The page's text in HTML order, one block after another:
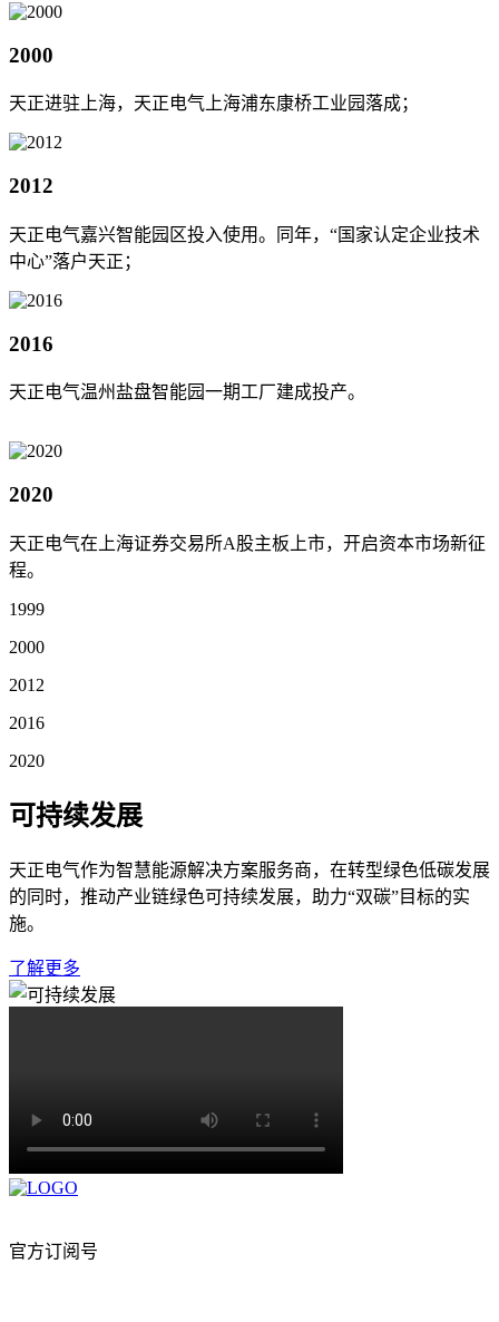
2000
天正进驻上海，天正电气上海浦东康桥工业园落成；
2012
天正电气嘉兴智能园区投入使用。同年，“国家认定企业技术
中心”落户天正；
2016
天正电气温州盐盘智能园一期工厂建成投产。
2020
天正电气在上海证券交易所A股主板上市，开启资本市场新征
程。
1999
2000
2012
2016
2020
可持续发展
天正电气作为智慧能源解决方案服务商，在转型绿色低碳发展
的同时，推动产业链绿色可持续发展，助力“双碳”目标的实
施。
了解更多
官方订阅号